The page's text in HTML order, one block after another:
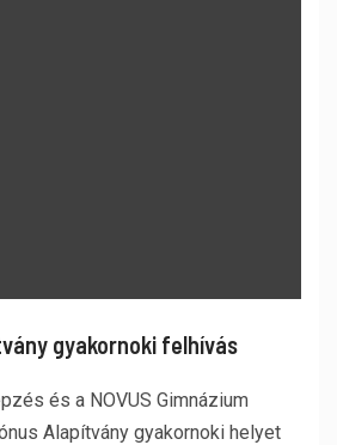
gyakornoki felhívás
és a NOVUS Gimnázium
Alapítvány gyakornoki helyet